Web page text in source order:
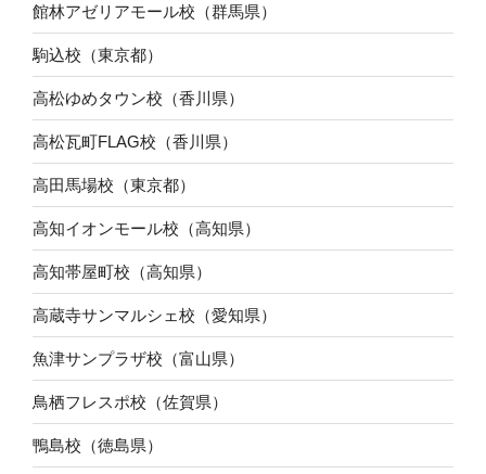
館林アゼリアモール校（群馬県）
駒込校（東京都）
高松ゆめタウン校（香川県）
高松瓦町FLAG校（香川県）
高田馬場校（東京都）
高知イオンモール校（高知県）
高知帯屋町校（高知県）
高蔵寺サンマルシェ校（愛知県）
魚津サンプラザ校（富山県）
鳥栖フレスポ校（佐賀県）
鴨島校（徳島県）